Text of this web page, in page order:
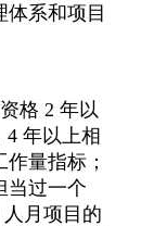
系和项目
格 2 年以
4 年以上相
量指标；
当过一个
月项目的